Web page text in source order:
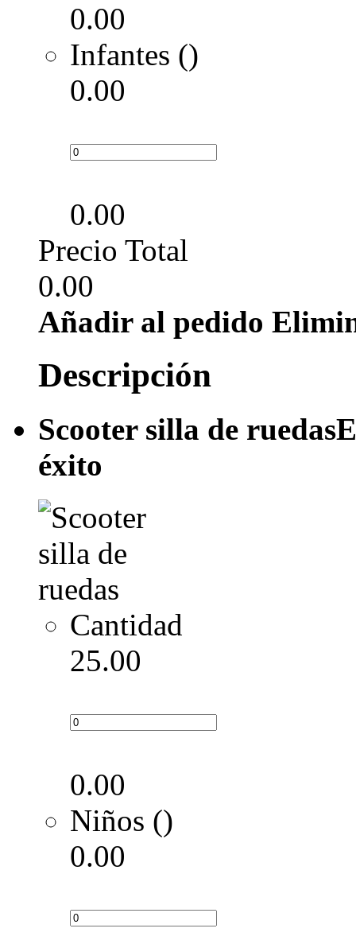
0.00
Infantes ()
0.00
0.00
Precio Total
0.00
Añadir al pedido
Descripción
Scooter silla de ruedas
éxito
Cantidad
25.00
0.00
Niños ()
0.00